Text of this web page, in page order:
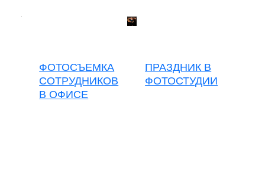
ФОТОСЪЕМКА
СОТРУДНИКОВ
В ОФИСЕ
ПРАЗДНИК В
ФОТОСТУДИИ